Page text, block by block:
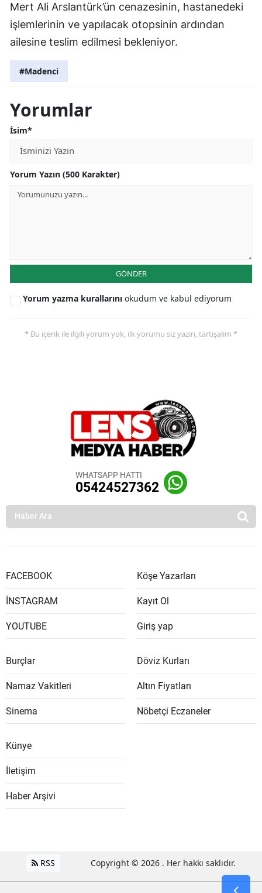
Mert Ali Arslantürk’ün cenazesinin, hastanedeki
işlemlerinin ve yapılacak otopsinin ardından
ailesine teslim edilmesi bekleniyor.
#Madenci
Yorumlar
İsim*
Yorum Yazın (500 Karakter)
GÖNDER
Yorum yazma kurallarını okudum ve kabul ediyorum
* Bu içerik ile ilgili yorum yok, ilk yorumu siz yazın, tartışalım *
WHATSAPP HATTI
05424527362
FACEBOOK
İNSTAGRAM
YOUTUBE
Köşe Yazarları
Kayıt Ol
Giriş yap
Burçlar
Namaz Vakitleri
Sinema
Döviz Kurları
Altın Fiyatları
Nöbetçi Eczaneler
Künye
İletişim
Haber Arşivi
RSS Copyright © 2026 . Her hakkı saklıdır.